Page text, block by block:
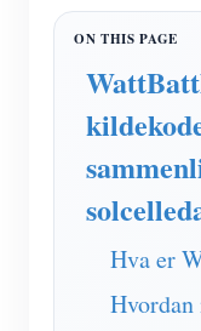
EV lader
Virtuell
System
Hva er
Hvordan